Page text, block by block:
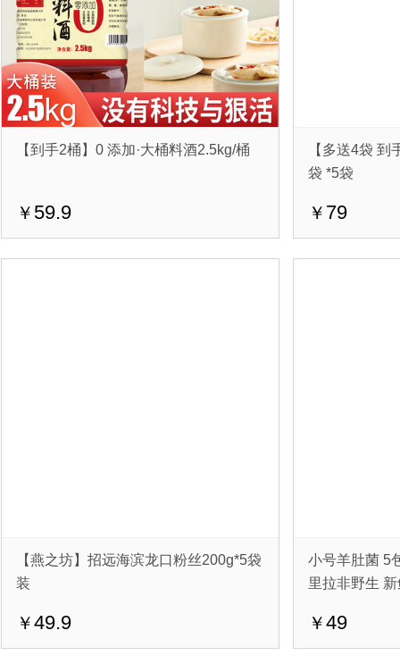
【到手2桶】0 添加·大桶料酒2.5kg/桶
￥ 59.9
【多送4袋
袋 *5袋
￥ 79
【燕之坊】招远海滨龙口粉丝200g*5袋
装
￥49.9
小号羊肚菌 5
里拉非野生
￥49